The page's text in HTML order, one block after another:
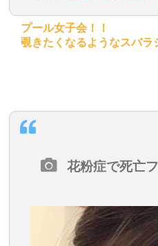
プール女子会！！
覗きたくなるようなスバ
花粉症で死亡